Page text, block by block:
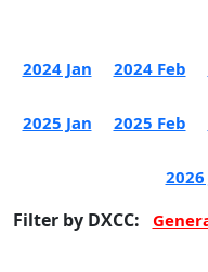
2024 Jan 2024 Feb
2025 Jan 2025 Feb
2026
Filter by DXCC: